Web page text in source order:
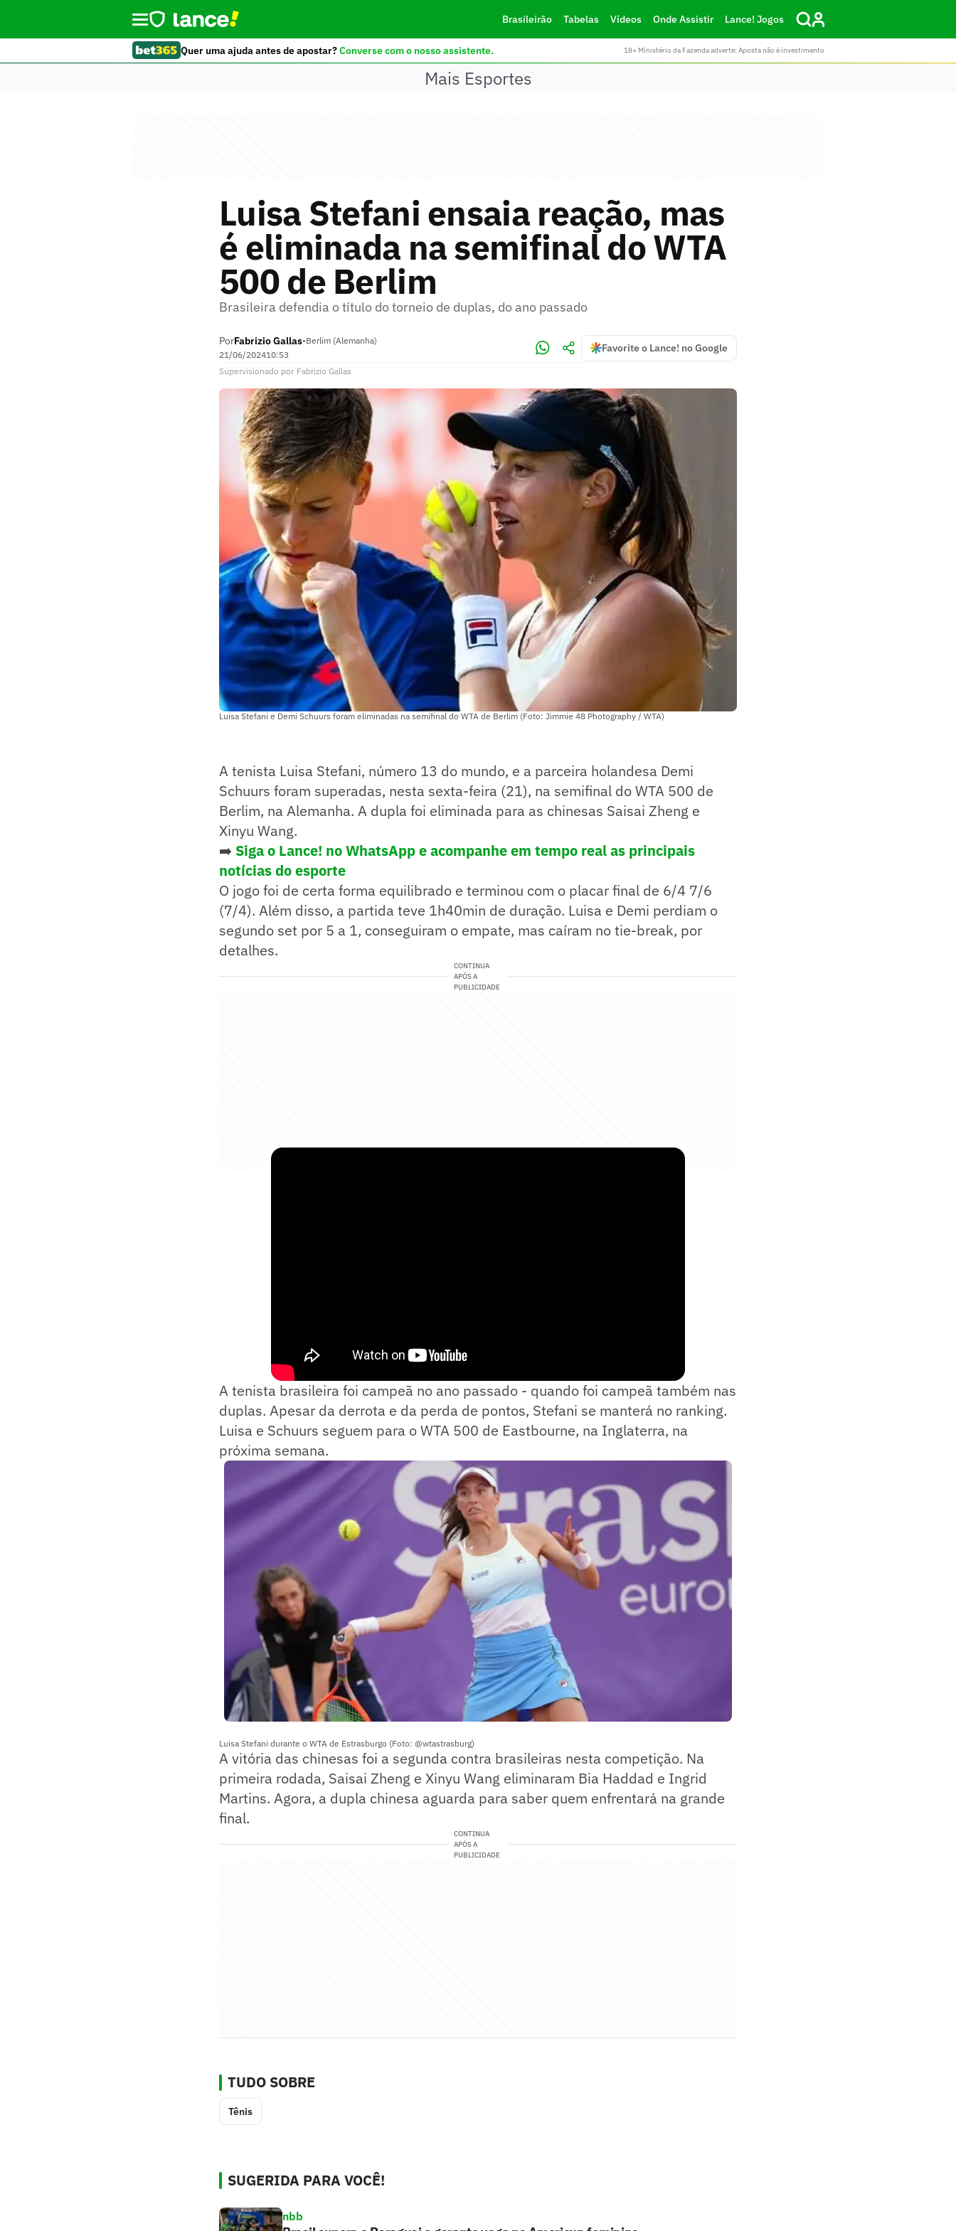
Brasileirão Tabelas Vídeos Onde Assistir Lance! Jogos
Quer uma ajuda antes de apostar?Converse com o nosso assistente. 18+ Ministério da Fazenda adverte: Aposta não é investimento
Mais Esportes
Luisa Stefani ensaia reação, mas
é eliminada na semifinal do WTA
500 de Berlim
Brasileira defendia o título do torneio de duplas, do ano passado
PorFabrizio Gallas•Berlim (Alemanha)
21/06/202410:53
Favorite o Lance! no Google
Supervisionado por Fabrizio Gallas
Luisa Stefani e Demi Schuurs foram eliminadas na semifinal do WTA de Berlim (Foto: Jimmie 48 Photography / WTA)
A tenista Luisa Stefani, número 13 do mundo, e a parceira holandesa Demi
Schuurs foram superadas, nesta sexta-feira (21), na semifinal do WTA 500 de
Berlim, na Alemanha. A dupla foi eliminada para as chinesas Saisai Zheng e
Xinyu Wang.
➡️ Siga o Lance! no WhatsApp e acompanhe em tempo real as principais
notícias do esporte
O jogo foi de certa forma equilibrado e terminou com o placar final de 6/4 7/6
(7/4). Além disso, a partida teve 1h40min de duração. Luisa e Demi perdiam o
segundo set por 5 a 1, conseguiram o empate, mas caíram no tie-break, por
detalhes.
CONTINUA
APÓS A
PUBLICIDADE
A tenista brasileira foi campeã no ano passado - quando foi campeã também nas
duplas. Apesar da derrota e da perda de pontos, Stefani se manterá no ranking.
Luisa e Schuurs seguem para o WTA 500 de Eastbourne, na Inglaterra, na
próxima semana.
Luisa Stefani durante o WTA de Estrasburgo (Foto: @wtastrasburg)
A vitória das chinesas foi a segunda contra brasileiras nesta competição. Na
primeira rodada, Saisai Zheng e Xinyu Wang eliminaram Bia Haddad e Ingrid
Martins. Agora, a dupla chinesa aguarda para saber quem enfrentará na grande
final.
CONTINUA
APÓS A
PUBLICIDADE
TUDO SOBRE
Tênis
SUGERIDA PARA VOCÊ!
nbb